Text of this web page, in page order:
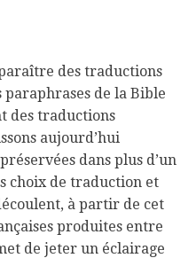
des traductions
de la Bible
des traductions
aujourd’hui
dans plus d’un
choix de traduction et
à partir de cet
produites entre
de jeter un éclairage